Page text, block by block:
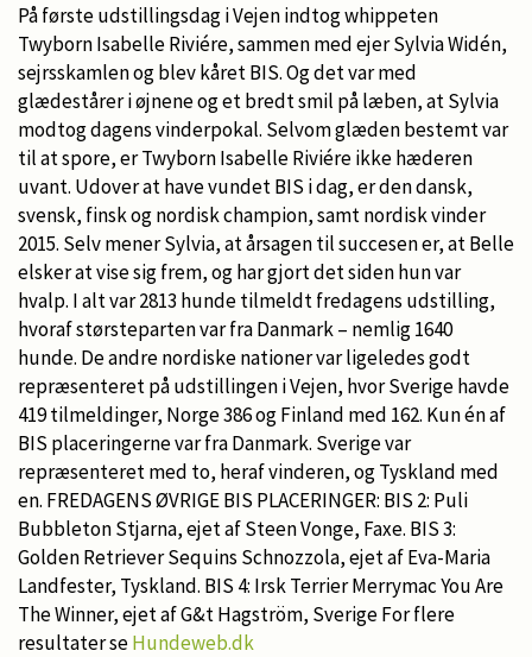
På første udstillingsdag i Vejen indtog whippeten
Twyborn Isabelle Riviére, sammen med ejer Sylvia Widén,
sejrsskamlen og blev kåret BIS. Og det var med
glædestårer i øjnene og et bredt smil på læben, at Sylvia
modtog dagens vinderpokal. Selvom glæden bestemt var
til at spore, er Twyborn Isabelle Riviére ikke hæderen
uvant. Udover at have vundet BIS i dag, er den dansk,
svensk, finsk og nordisk champion, samt nordisk vinder
2015. Selv mener Sylvia, at årsagen til succesen er, at Belle
elsker at vise sig frem, og har gjort det siden hun var
hvalp. I alt var 2813 hunde tilmeldt fredagens udstilling,
hvoraf størsteparten var fra Danmark – nemlig 1640
hunde. De andre nordiske nationer var ligeledes godt
repræsenteret på udstillingen i Vejen, hvor Sverige havde
419 tilmeldinger, Norge 386 og Finland med 162. Kun én af
BIS placeringerne var fra Danmark. Sverige var
repræsenteret med to, heraf vinderen, og Tyskland med
en. FREDAGENS ØVRIGE BIS PLACERINGER: BIS 2: Puli
Bubbleton Stjarna, ejet af Steen Vonge, Faxe. BIS 3:
Golden Retriever Sequins Schnozzola, ejet af Eva-Maria
Landfester, Tyskland. BIS 4: Irsk Terrier Merrymac You Are
The Winner, ejet af G&t Hagström, Sverige For flere
resultater seHundeweb.dk